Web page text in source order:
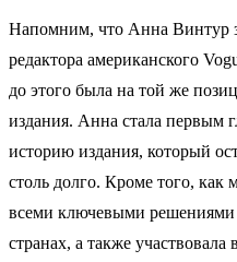
Напомним, что Анна Винтур
редактора американского
до этого была на той же
издания. Анна стала первым
историю издания, который
столь долго. Кроме того,
всеми ключевыми решениями
странах, а также